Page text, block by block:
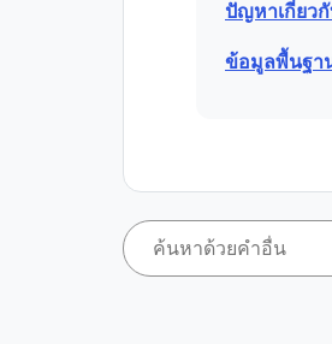
ปัญหาเกี่ยว
ข้อมูลพื้นฐา